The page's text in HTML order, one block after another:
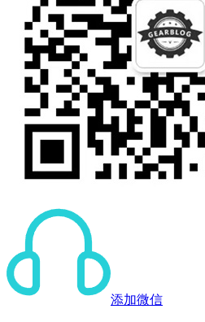
添加微信